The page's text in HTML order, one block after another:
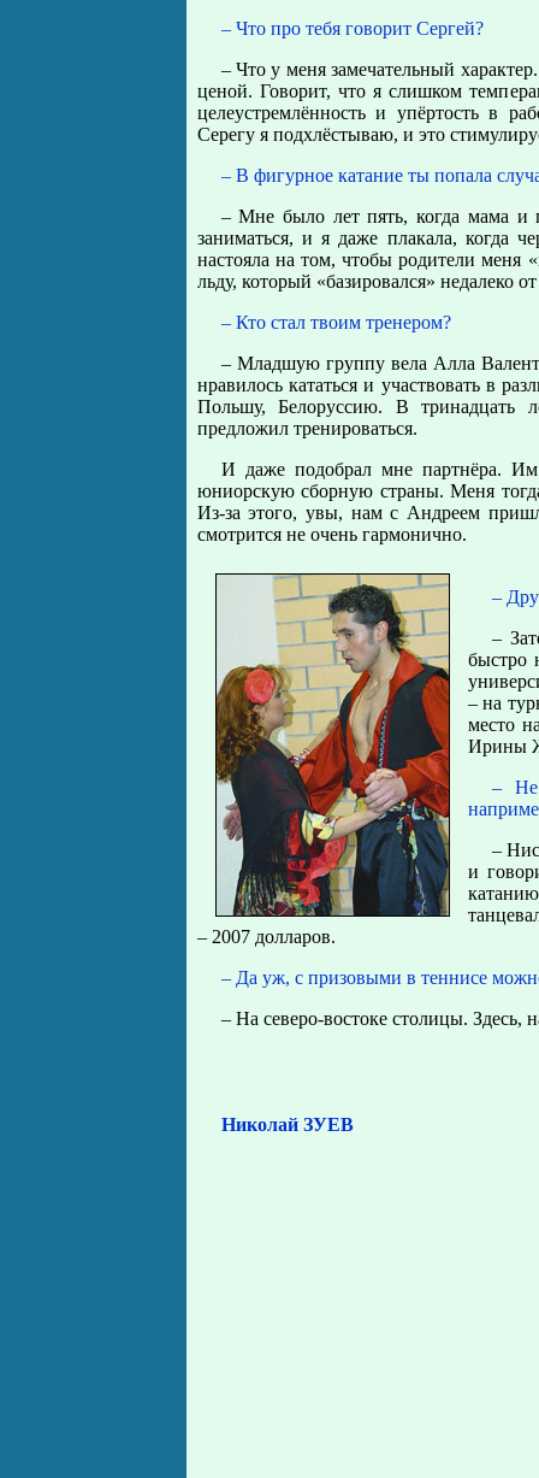
– Что про тебя говорит Сергей?
– Что у меня замечательный
ценой. Говорит, что я слишком
целеустремлённость и упёртость в
Серегу я подхлёстываю, и это
– В фигурное катание ты попала
– Мне было лет пять, когда мама и
заниматься, и я даже плакала, когда
настояла на том, чтобы родители меня
льду, который «базировался» недалеко
– Кто стал твоим тренером?
– Младшую группу вела Алла
нравилось кататься и участвовать в
Польшу, Белоруссию. В тринадцать
предложил тренироваться.
И даже подобрал мне партнёра.
юниорскую сборную страны. Меня
Из-за этого, увы, нам с Андреем
смотрится не очень гармонично.
–
–
быстро
– на
место
Ирины
– Не
–
и
– 2007 долларов.
– Да уж, с призовыми в теннисе
– На северо-востоке столицы.
Николай ЗУЕВ